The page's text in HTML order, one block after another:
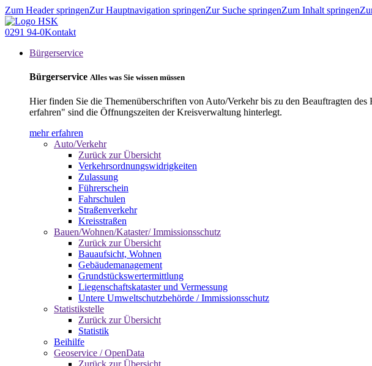
Zum Header springenZur Hauptnavigation springenZur Suche springenZum Inhalt springen
0291 94-0Kontakt
Bürgerservice
Bürgerservice Alles was Sie wissen müssen
Hier finden Sie die Themenüberschriften von Auto/Verkehr bis zu den Beauftragten
erfahren" sind die Öffnungszeiten der Kreisverwaltung hinterlegt.
mehr erfahren
Auto/Verkehr
Zurück zur Übersicht
Verkehrsordnungswidrigkeiten
Zulassung
Führerschein
Fahrschulen
Straßenverkehr
Kreisstraßen
Bauen/Wohnen/Kataster/ Immissionsschutz
Zurück zur Übersicht
Bauaufsicht, Wohnen
Gebäudemanagement
Grundstückswertermittlung
Liegenschaftskataster und Vermessung
Untere Umweltschutzbehörde / Immissionsschutz
Statistikstelle
Zurück zur Übersicht
Statistik
Beihilfe
Geoservice / OpenData
Zurück zur Übersicht